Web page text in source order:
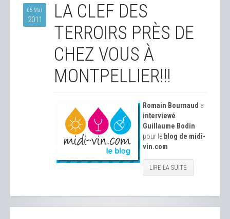
05 Mai
2011
LA CLEF DES
TERROIRS PRÈS DE
CHEZ VOUS À
MONTPELLIER!!!
Romain Bournaud a
interviewé
Guillaume Bodin
pour le blog de midi-
vin.com
LIRE LA SUITE